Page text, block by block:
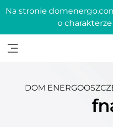
Na stronie
o
DOM